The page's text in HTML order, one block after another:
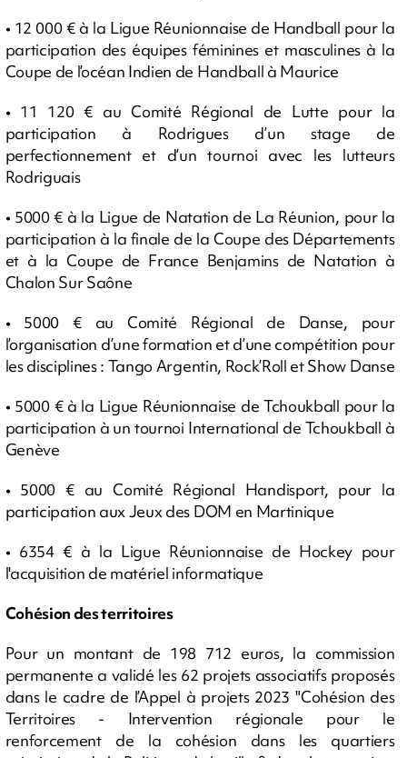
• 12 000 € à la Ligue Réunionnaise de Handball pour la
participation des équipes féminines et masculines à la
Coupe de l’océan Indien de Handball à Maurice
• 11 120 € au Comité Régional de Lutte pour la
participation à Rodrigues d’un stage de
perfectionnement et d’un tournoi avec les lutteurs
Rodriguais
• 5000 € à la Ligue de Natation de La Réunion, pour la
participation à la finale de la Coupe des Départements
et à la Coupe de France Benjamins de Natation à
Chalon Sur Saône
• 5000 € au Comité Régional de Danse, pour
l’organisation d’une formation et d’une compétition pour
les disciplines : Tango Argentin, Rock’Roll et Show Danse
• 5000 € à la Ligue Réunionnaise de Tchoukball pour la
participation à un tournoi International de Tchoukball à
Genève
• 5000 € au Comité Régional Handisport, pour la
participation aux Jeux des DOM en Martinique
• 6354 € à la Ligue Réunionnaise de Hockey pour
l'acquisition de matériel informatique
Cohésion des territoires
Pour un montant de 198 712 euros, la commission
permanente a validé les 62 projets associatifs proposés
dans le cadre de l’Appel à projets 2023 "Cohésion des
Territoires - Intervention régionale pour le
renforcement de la cohésion dans les quartiers